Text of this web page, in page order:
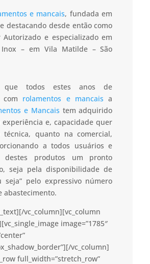
e mancais, fundada em
destacando desde então como
e especializado em
– em Vila Matilde – São
que todos estes anos de
com rolamentos e mancais a
e Mancais tem adquirido
e, capacidade quer
técnica, quanto na comercial,
a todos usuários e
destes produtos um pronto
seja pela disponibilidade de
seja” pelo expressivo número
abastecimento.
vc_column][vc_column
image=”1785″
vc_column]
full_width=”stretch_row”